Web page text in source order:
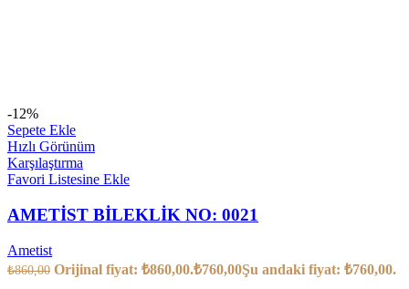
-12%
Sepete Ekle
Hızlı Görünüm
Karşılaştırma
Favori Listesine Ekle
AMETİST BİLEKLİK NO: 0021
Ametist
₺860,00 Orijinal fiyat: ₺860,00.₺760,00Şu andaki fiyat: ₺760,00.